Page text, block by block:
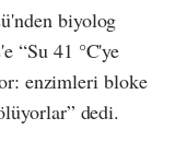
biyolog
“Su 41 °C'ye
enzimleri bloke
dedi.